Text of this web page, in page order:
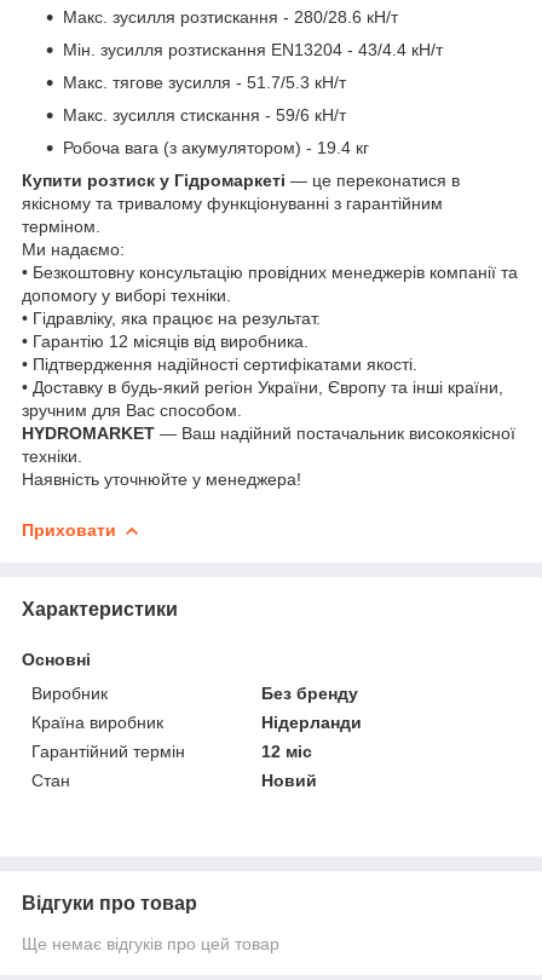
Макс. зусилля розтискання - 280/28.6 кН/т
Мін. зусилля розтискання EN13204 - 43/4.4 кН/т
Макс. тягове зусилля - 51.7/5.3 кН/т
Макс. зусилля стискання - 59/6 кН/т
Робоча вага (з акумулятором) - 19.4 кг
Купити розтиск у Гідромаркеті — це переконатися в
якісному та тривалому функціонуванні з гарантійним
терміном.
Ми надаємо:
• Безкоштовну консультацію провідних менеджерів компанії та
допомогу у виборі техніки.
• Гідравліку, яка працює на результат.
• Гарантію 12 місяців від виробника.
• Підтвердження надійності сертифікатами якості.
• Доставку в будь-який регіон України, Європу та інші країни,
зручним для Вас способом.
HYDROMARKET — Ваш надійний постачальник високоякісної
техніки.
Наявність уточнюйте у менеджера!
Приховати
Характеристики
Основні
Виробник
Без бренду
Країна виробник
Нідерланди
Гарантійний термін
12 міс
Стан
Новий
Відгуки про товар
Ще немає відгуків про цей товар